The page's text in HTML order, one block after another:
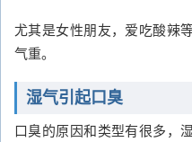
尤其是女性朋友，爱吃酸辣
气重。
湿气引起口臭
口臭的原因和类型有很多，